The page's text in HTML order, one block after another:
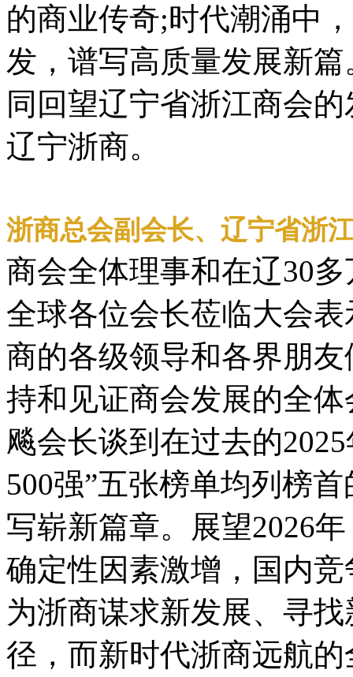
的商业传奇;时代潮涌中
发，谱写高质量发展新
同回望辽宁省浙江商会
辽宁浙商。
浙商总会副会长、辽宁省浙
商会全体理事和在辽30
全球各位会长莅临大会
商的各级领导和各界朋
持和见证商会发展的全
飚会长谈到在过去的
500强”五张榜单均列榜
写崭新篇章。展望2026
确定性因素激增，国内
为浙商谋求新发展、寻
径，而新时代浙商远航